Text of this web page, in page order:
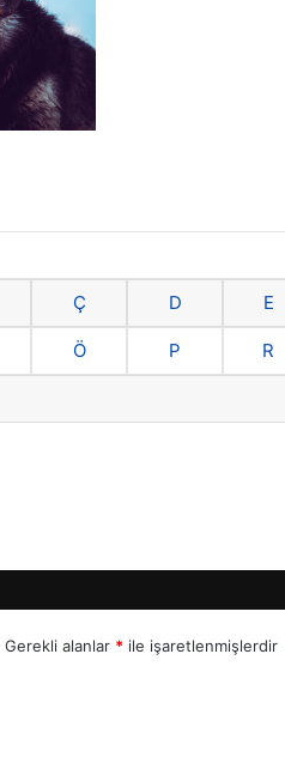
Ç D E
Ö P R
Gerekli alanlar * ile işaretlenmişlerdir